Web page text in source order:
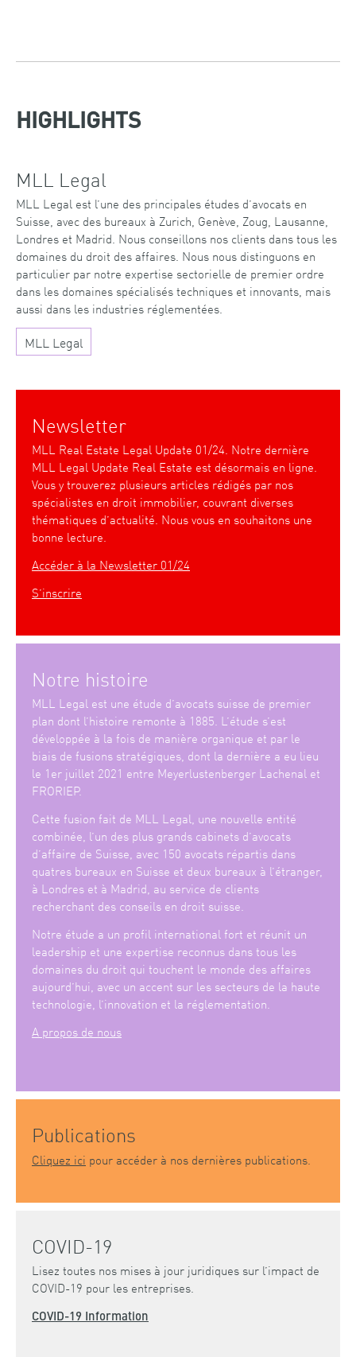
HIGHLIGHTS
MLL Legal
MLL Legal est l’une des principales études d’avocats en
Suisse, avec des bureaux à Zurich, Genève, Zoug, Lausanne,
Londres et Madrid. Nous conseillons nos clients dans tous les
domaines du droit des affaires. Nous nous distinguons en
particulier par notre expertise sectorielle de premier ordre
dans les domaines spécialisés techniques et innovants, mais
aussi dans les industries réglementées.
MLL Legal
Newsletter
MLL Real Estate Legal Update 01/24. Notre dernière
MLL Legal Update Real Estate est désormais en ligne.
Vous y trouverez plusieurs articles rédigés par nos
spécialistes en droit immobilier, couvrant diverses
thématiques d’actualité. Nous vous en souhaitons une
bonne lecture.
Accéder à la Newsletter 01/24
S’inscrire
Notre histoire
MLL Legal est une étude d’avocats suisse de premier
plan dont l’histoire remonte à 1885. L’étude s’est
développée à la fois de manière organique et par le
biais de fusions stratégiques, dont la dernière a eu lieu
le 1er juillet 2021 entre Meyerlustenberger Lachenal et
FRORIEP.
Cette fusion fait de MLL Legal, une nouvelle entité
combinée, l’un des plus grands cabinets d’avocats
d’affaire de Suisse, avec 150 avocats répartis dans
quatres bureaux en Suisse et deux bureaux à l’étranger,
à Londres et à Madrid, au service de clients
recherchant des conseils en droit suisse.
Notre étude a un profil international fort et réunit un
leadership et une expertise reconnus dans tous les
domaines du droit qui touchent le monde des affaires
aujourd’hui, avec un accent sur les secteurs de la haute
technologie, l’innovation et la réglementation.
A propos de nous
Publications
Cliquez ici pour accéder à nos dernières publications.
COVID-19
Lisez toutes nos mises à jour juridiques sur l’impact de
COVID-19 pour les entreprises.
COVID-19 Information